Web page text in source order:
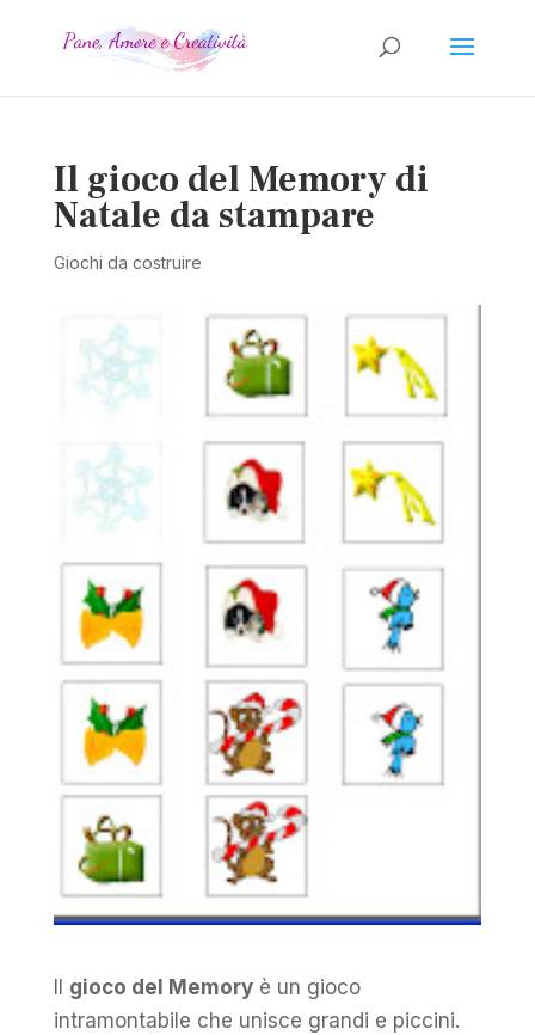
Il gioco del Memory di
Natale da stampare
Giochi da costruire
gioco del Memoryè un gioco
intramontabile che unisce grandi e piccini.